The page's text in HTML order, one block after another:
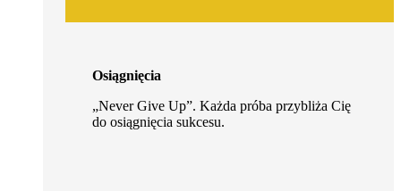
Osiągnięcia
„Never Give Up”. Każda próba przybliża Cię
do osiągnięcia sukcesu.